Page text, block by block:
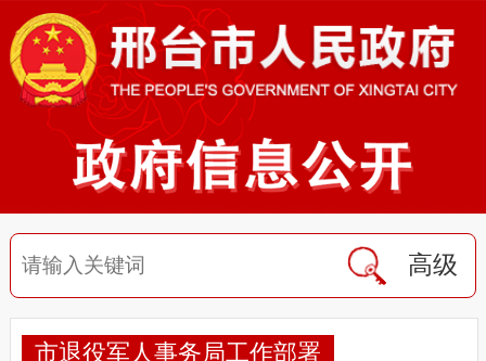
高级
市退役军人事务局工作部署